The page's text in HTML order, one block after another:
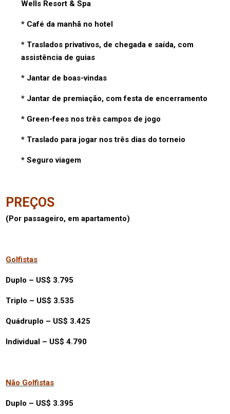
Wells Resort & Spa
* Café da manhã no hotel
* Traslados privativos, de chegada e saída, com
assistência de guias
* Jantar de boas-vindas
* Jantar de premiação, com festa de encerramento
* Green-fees nos três campos de jogo
* Traslado para jogar nos três dias do torneio
* Seguro viagem
PREÇOS
(Por passageiro, em apartamento)
Golfistas
Duplo – US$ 3.795
Triplo – US$ 3.535
Quádruplo – US$ 3.425
Individual – US$ 4.790
Não Golfistas
Duplo – US$ 3.395